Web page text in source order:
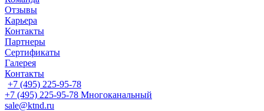
Отзывы
Карьера
Контакты
Партнеры
Сертификаты
Галерея
Контакты
+7 (495) 225-95-78
+7 (495) 225-95-78 Многоканальный
sale@ktnd.ru